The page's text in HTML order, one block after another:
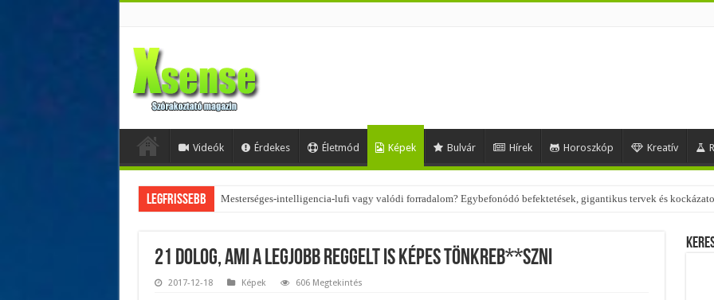
Videók Érdekes Életmód Képek Bulvár Hírek Horoszkóp Kreatív
Legfrissebb Az övtáskák továbbra is trendik – nézd meg, milyen stílusokhoz illenek!
21 dolog, ami a legjobb reggelt is képes tönkreb**szni
2017-12-18 Képek 606 Megtekintés